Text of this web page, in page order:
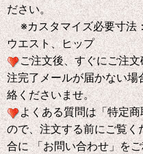
ださい。
※カスタマイズ必要寸法
ウエスト、ヒップ
ご注文後、すぐにご注
注完了メールが届かない場
絡くださいませ。
よくある質問は「特定
ので、注文する前にご覧
合に 「お問い合わせ」を